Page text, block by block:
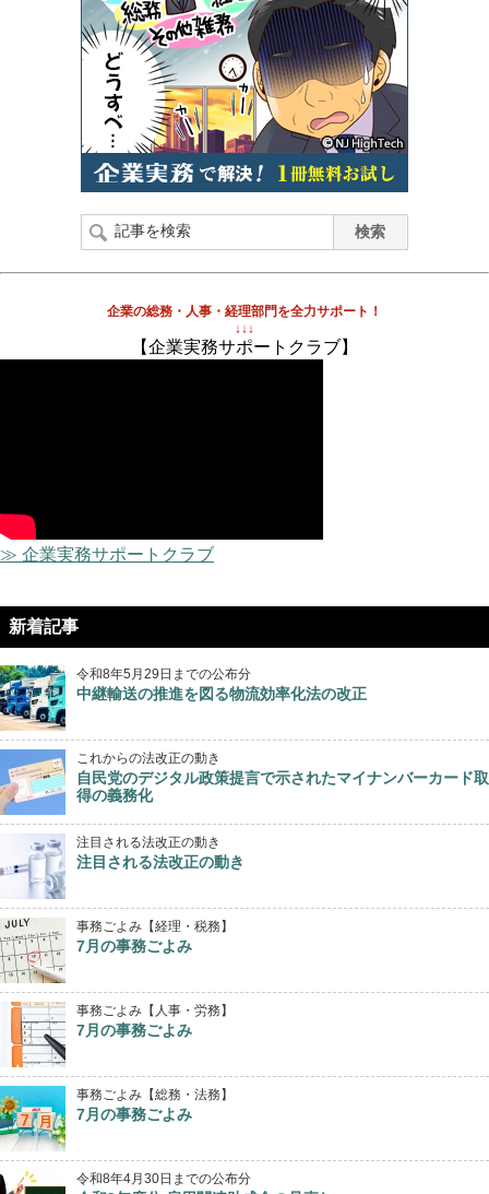
企業の総務・人事・経理部門を全力サポート！
↓↓↓
【企業実務サポートクラブ】
≫ 企業実務サポートクラブ
新着記事
令和8年5月29日までの公布分
中継輸送の推進を図る物流効率化法の改正
これからの法改正の動き
自民党のデジタル政策提言で示されたマイナンバーカード取
得の義務化
注目される法改正の動き
注目される法改正の動き
事務ごよみ【経理・税務】
7月の事務ごよみ
事務ごよみ【人事・労務】
7月の事務ごよみ
事務ごよみ【総務・法務】
7月の事務ごよみ
令和8年4月30日までの公布分